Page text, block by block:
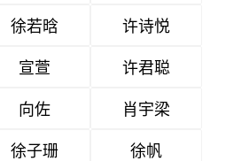
徐若晗
许诗悦
宣萱
许君聪
向佐
肖宇梁
徐子珊
徐帆